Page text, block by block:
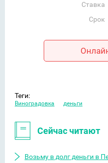
Ставка
Срок
Теги:
Виноградовка деньги
Сейчас читают
Возьму в долг деньги в